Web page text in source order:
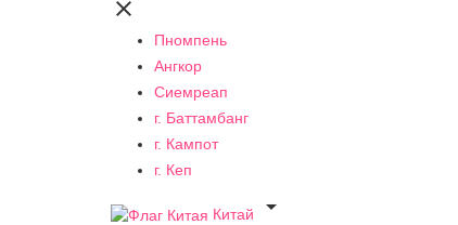

Пномпень
Ангкор
Сиемреап
г. Баттамбанг
г. Кампот
г. Кеп
Китай
